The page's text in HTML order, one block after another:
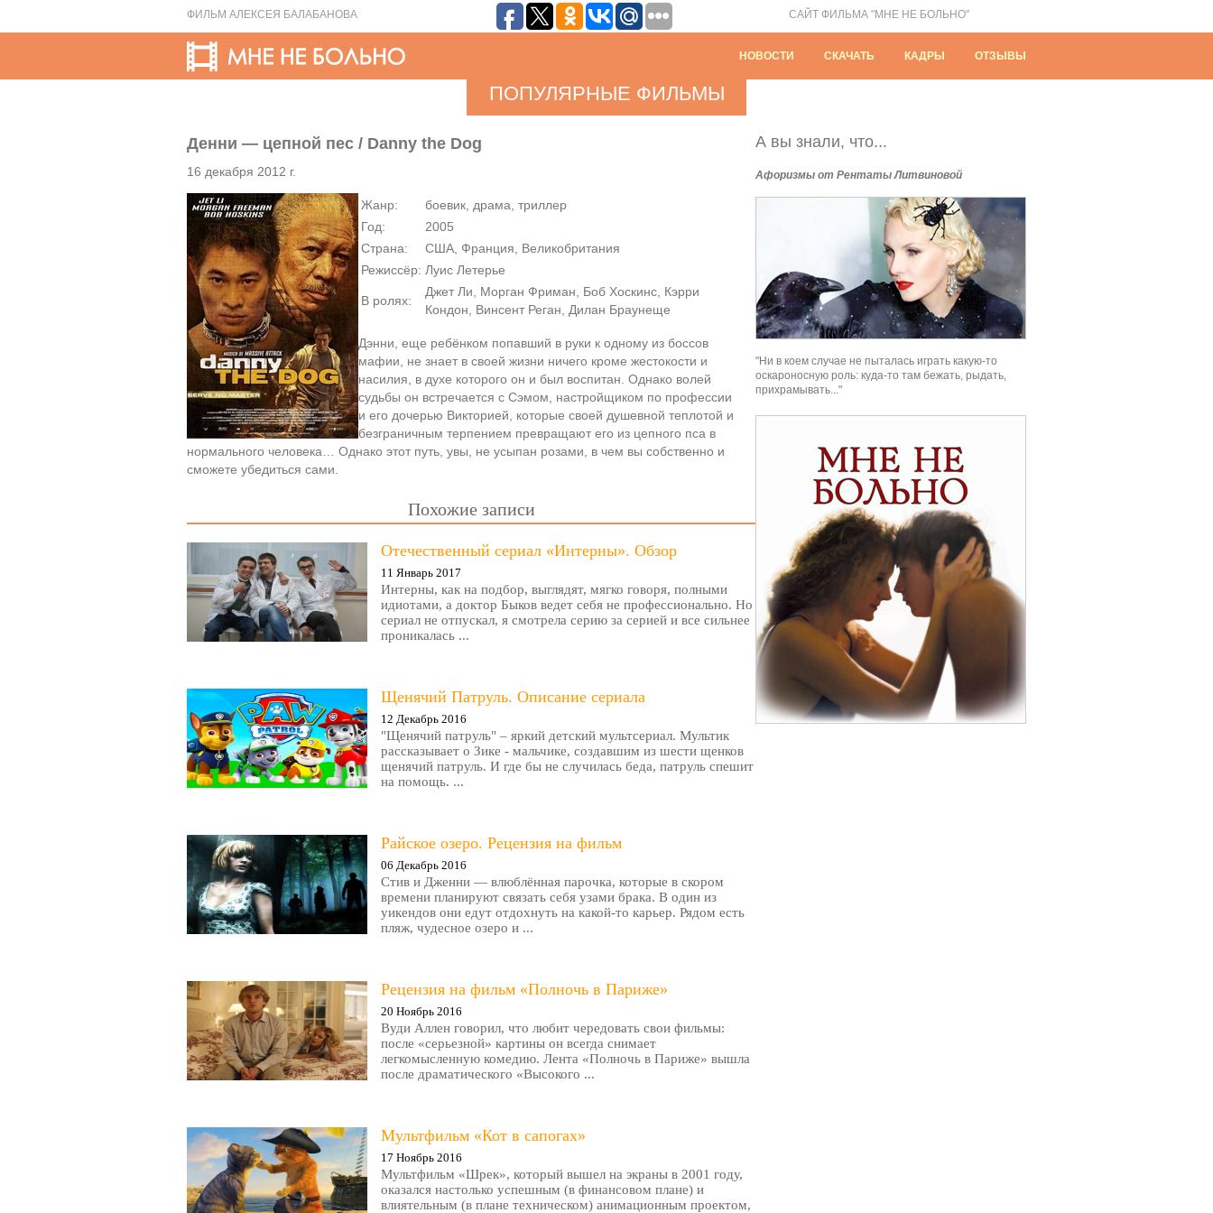
ФИЛЬМ АЛЕКСЕЯ БАЛАБАНОВА САЙТ ФИЛЬМА "МНЕ НЕ БОЛЬНО"
НОВОСТИ СКАЧАТЬ КАДРЫ ОТЗЫВЫ
ПОПУЛЯРНЫЕ ФИЛЬМЫ
Денни — цепной пес / Danny the Dog
16 декабря 2012 г.
Жанр:
боевик, драма, триллер
Год:
2005
Страна:
США, Франция, Великобритания
Режиссёр: Луис Летерье
В ролях:
Джет Ли, Морган Фриман, Боб Хоскинс, Кэрри
Кондон, Винсент Реган, Дилан Браунеще
Дэнни, еще ребёнком попавший в руки к одному из боссов
мафии, не знает в своей жизни ничего кроме жестокости и
насилия, в духе которого он и был воспитан. Однако волей
судьбы он встречается с Сэмом, настройщиком по профессии
и его дочерью Викторией, которые своей душевной теплотой и
безграничным терпением превращают его из цепного пса в
нормального человека… Однако этот путь, увы, не усыпан розами, в чем вы собственно и
сможете убедиться сами.
Похожие записи
Отечественный сериал «Интерны». Обзор
11 Январь 2017
Интерны, как на подбор, выглядят, мягко говоря, полными
идиотами, а доктор Быков ведет себя не профессионально. Но
сериал не отпускал, я смотрела серию за серией и все сильнее
проникалась ...
Щенячий Патруль. Описание сериала
12 Декабрь 2016
"Щенячий патруль" – яркий детский мультсериал. Мультик
рассказывает о Зике - мальчике, создавшим из шести щенков
щенячий патруль. И где бы не случилась беда, патруль спешит
на помощь. ...
Райское озеро. Рецензия на фильм
06 Декабрь 2016
Стив и Дженни — влюблённая парочка, которые в скором
времени планируют связать себя узами брака. В один из
уикендов они едут отдохнуть на какой-то карьер. Рядом есть
пляж, чудесное озеро и ...
Рецензия на фильм «Полночь в Париже»
20 Ноябрь 2016
Вуди Аллен говорил, что любит чередовать свои фильмы:
после «серьезной» картины он всегда снимает
легкомысленную комедию. Лента «Полночь в Париже» вышла
после драматического «Высокого ...
Мультфильм «Кот в сапогах»
17 Ноябрь 2016
Мультфильм «Шрек», который вышел на экраны в 2001 году,
оказался настолько успешным (в финансовом плане) и
влиятельным (в плане техническом) анимационным проектом,
А вы знали, что...
Афоризмы от Рентаты Литвиновой
"Ни в коем случае не пыталась играть какую-то
оскароносную роль: куда-то там бежать, рыдать,
прихрамывать..."